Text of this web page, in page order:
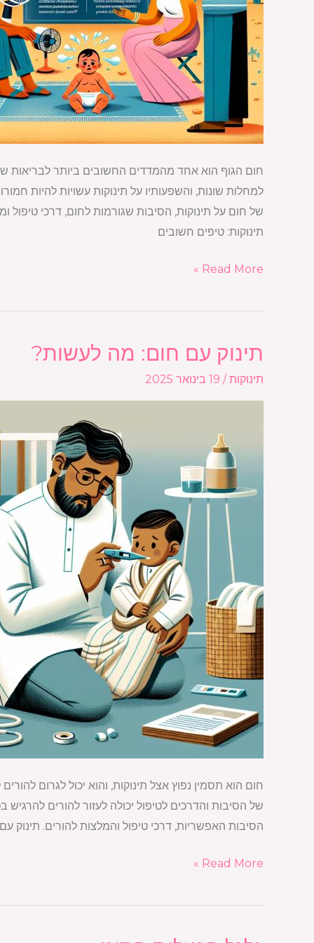
חום הגוף הוא אחד מהמדדים החשובים ביותר לבריאות של
למחלות שונות, והשפעותיו על תינוקות עשויות להיות
של חום על תינוקות, הסיבות שגורמות לחום, דרכי
תינוקות: טיפים חשובים
Read More »
תינוק עם חום: מה לעשות?
תינוקות/ 19 בינואר 2025
חום הוא תסמין נפוץ אצל תינוקות, והוא יכול לגרום
של הסיבות והדרכים לטיפול יכולה לעזור להורים
הסיבות האפשריות, דרכי טיפול והמלצות להורים. תינוק
תינוק
Read More »